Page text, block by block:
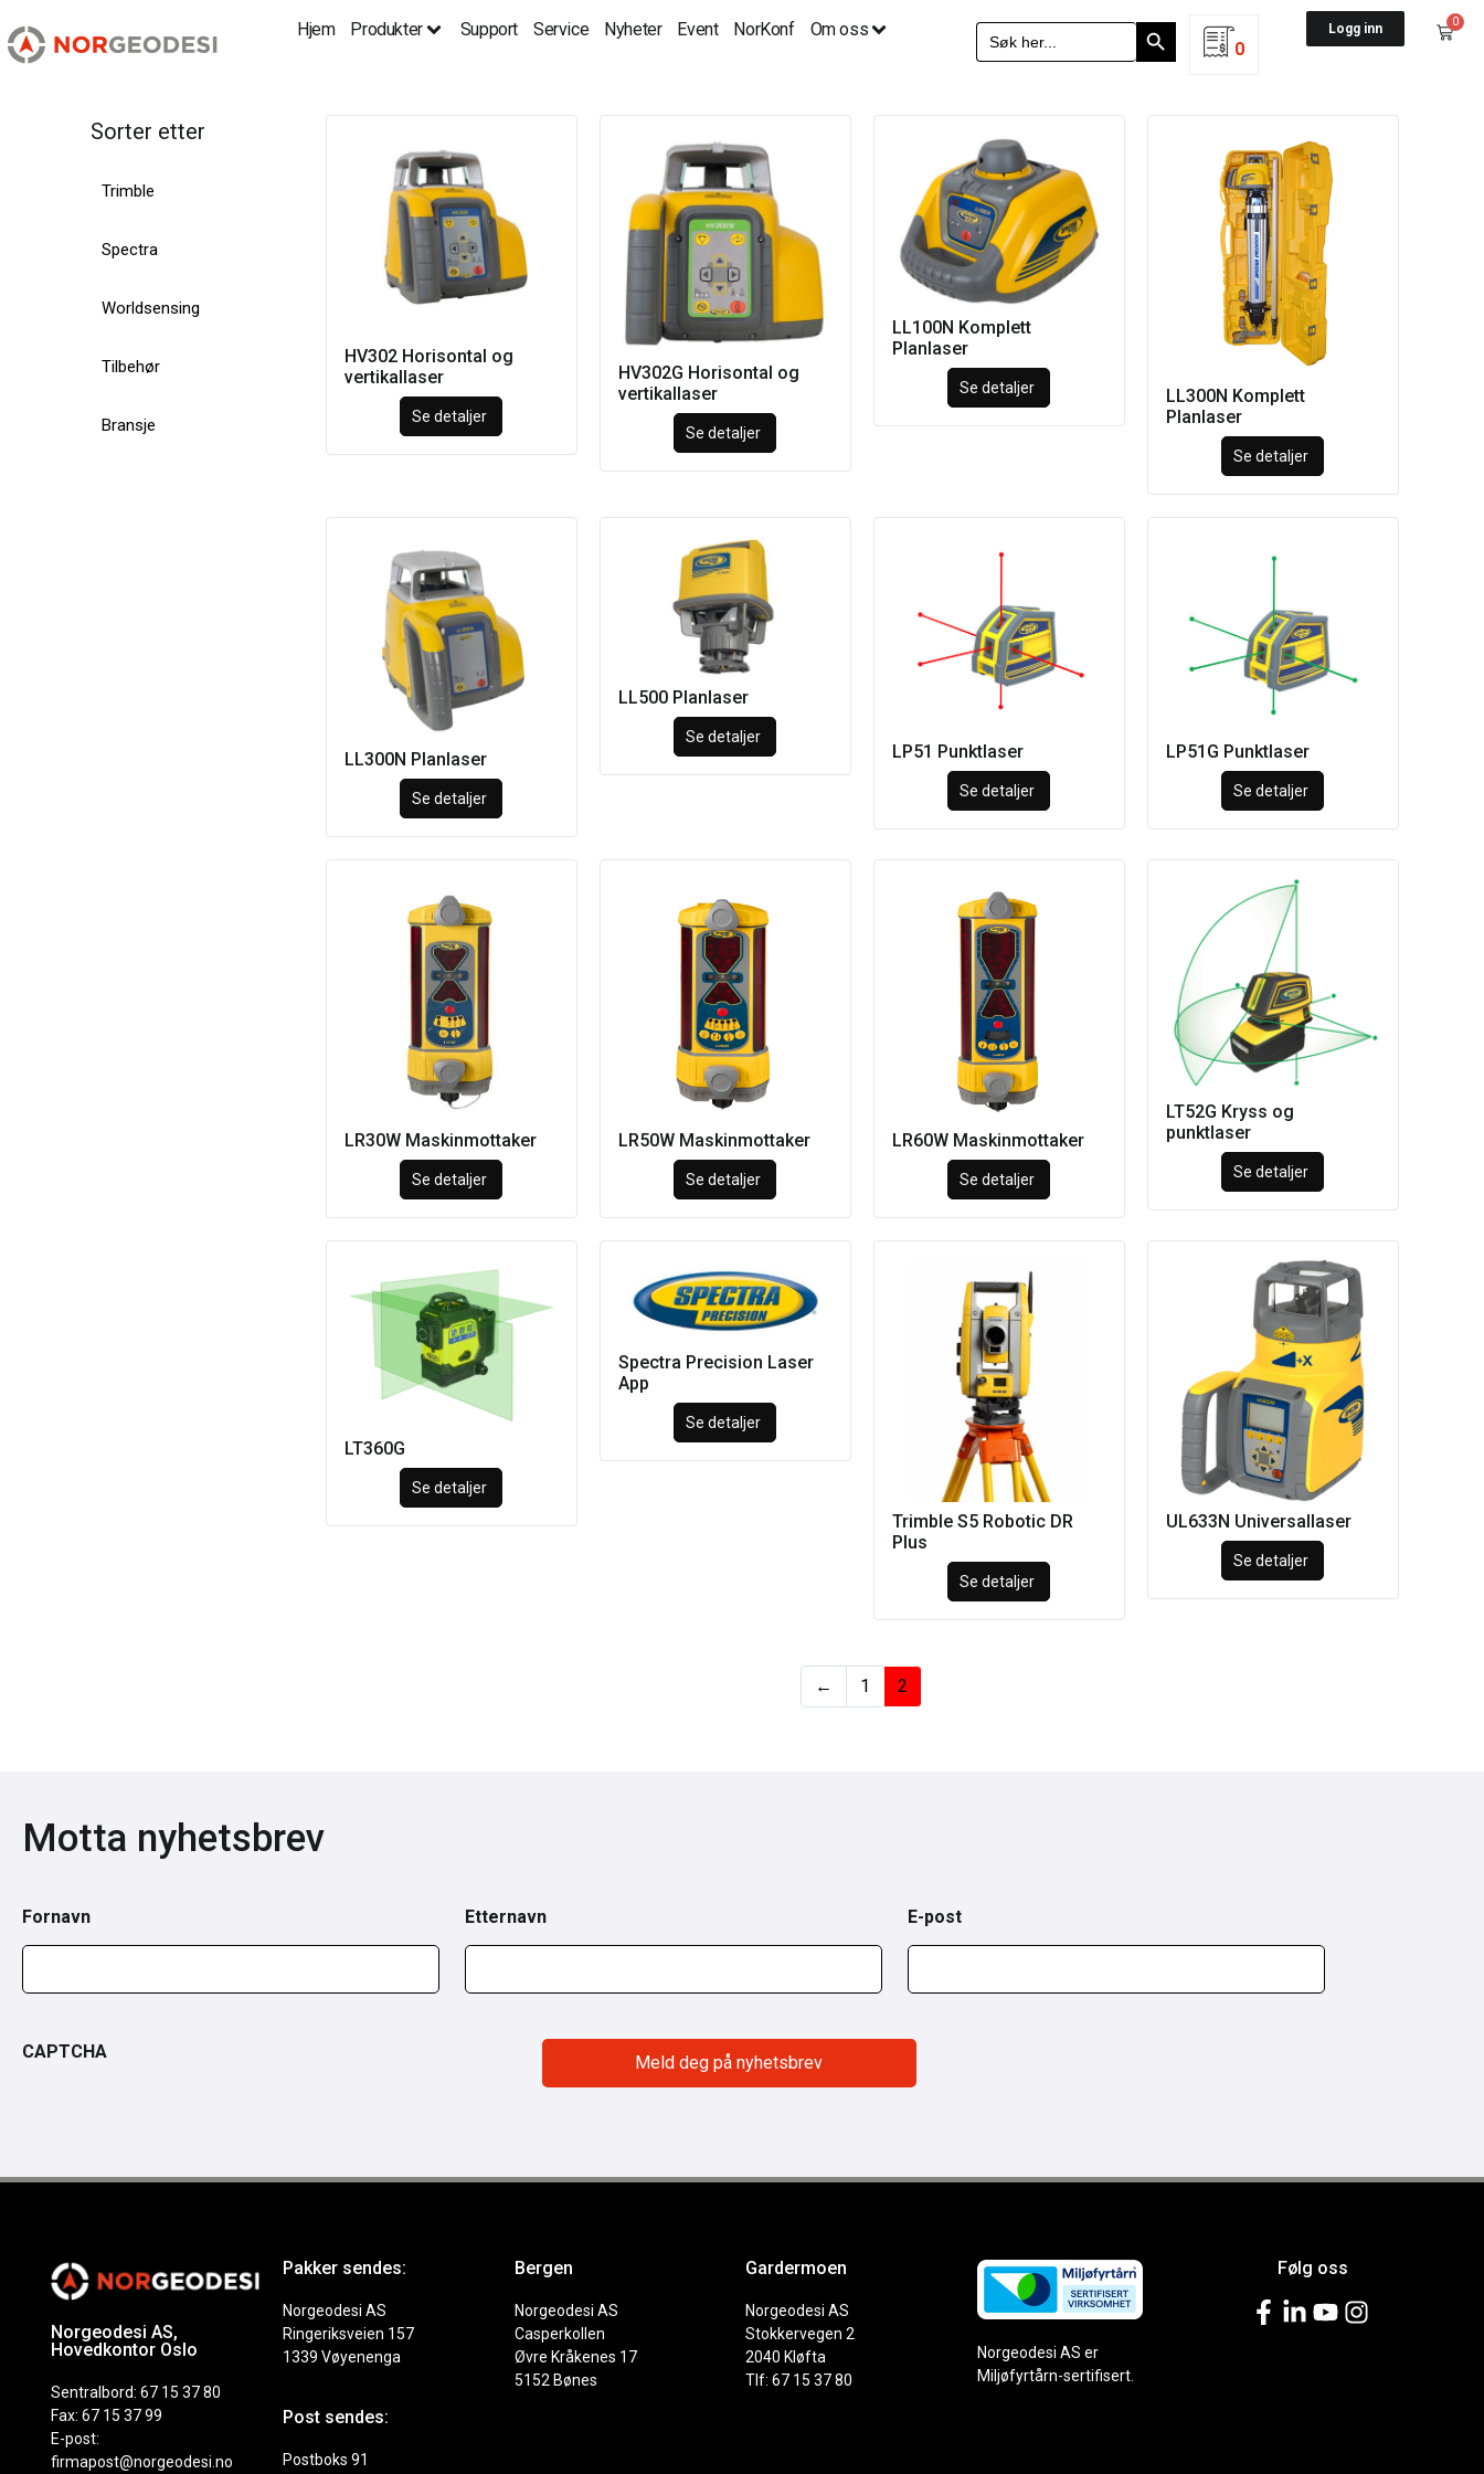
Hjem Produkter Support Service Nyheter Event NorKonf Om oss
Search
for:
Search Button
0
Logg inn 0
Sorter etter
Trimble
Spectra
Worldsensing
Tilbehør
Bransje
HV302 Horisontal og
vertikallaser
Se detaljer
HV302G Horisontal og
vertikallaser
Se detaljer
LL100N Komplett
Planlaser
Se detaljer
LL300N Komplett
Planlaser
Se detaljer
LL300N Planlaser
Se detaljer
LL500 Planlaser
Se detaljer
LP51 Punktlaser
Se detaljer
LP51G Punktlaser
Se detaljer
LR30W Maskinmottaker
Se detaljer
LR50W Maskinmottaker
Se detaljer
LR60W Maskinmottaker
Se detaljer
LT52G Kryss og
punktlaser
Se detaljer
LT360G
Se detaljer
Spectra Precision Laser
App
Se detaljer
Trimble S5 Robotic DR
Plus
Se detaljer
UL633N Universallaser
Se detaljer
← 1 2
Motta nyhetsbrev
Fornavn Etternavn E-post
CAPTCHA
Norgeodesi AS,
Hovedkontor Oslo
Sentralbord: 67 15 37 80
Fax: 67 15 37 99
E-post:
firmapost@norgeodesi.no
Pakker sendes:
Norgeodesi AS
Ringeriksveien 157
1339 Vøyenenga
Post sendes:
Postboks 91
Bergen
Norgeodesi AS
Casperkollen
Øvre Kråkenes 17
5152 Bønes
Gardermoen
Norgeodesi AS
Stokkervegen 2
2040 Kløfta
Tlf: 67 15 37 80
Norgeodesi AS er
Miljøfyrtårn-sertifisert.
Følg oss